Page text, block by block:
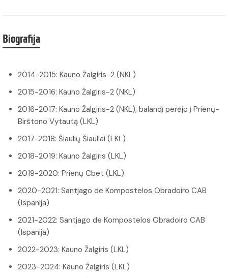
Biografija
2014-2015: Kauno Žalgiris-2 (NKL)
2015-2016: Kauno Žalgiris-2 (NKL)
2016-2017: Kauno Žalgiris-2 (NKL), balandį perėjo į Prienų-
Birštono Vytautą (LKL)
2017-2018: Šiaulių Šiauliai (LKL)
2018-2019: Kauno Žalgiris (LKL)
2019-2020: Prienų Cbet (LKL)
2020-2021: Santjago de Kompostelos Obradoiro CAB
(Ispanija)
2021-2022: Santjago de Kompostelos Obradoiro CAB
(Ispanija)
2022-2023: Kauno Žalgiris (LKL)
2023-2024: Kauno Žalgiris (LKL)